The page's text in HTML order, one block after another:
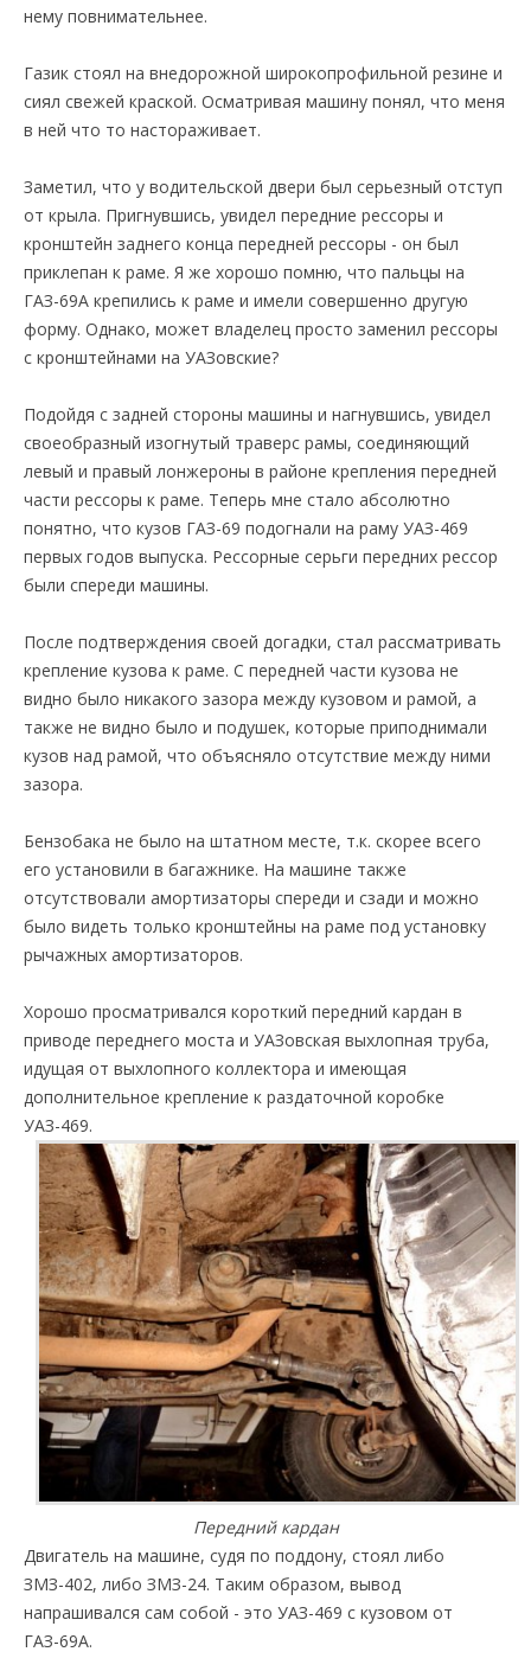
нему повнимательнее.
Газик стоял на внедорожной широкопрофильной резине и
сиял свежей краской. Осматривая машину понял, что меня
в ней что то настораживает.
Заметил, что у водительской двери был серьезный отступ
от крыла. Пригнувшись, увидел передние рессоры и
кронштейн заднего конца передней рессоры - он был
приклепан к раме. Я же хорошо помню, что пальцы на
ГАЗ-69А крепились к раме и имели совершенно другую
форму. Однако, может владелец просто заменил рессоры
с кронштейнами на УАЗовские?
Подойдя с задней стороны машины и нагнувшись, увидел
своеобразный изогнутый траверс рамы, соединяющий
левый и правый лонжероны в районе крепления передней
части рессоры к раме. Теперь мне стало абсолютно
понятно, что кузов ГАЗ-69 подогнали на раму УАЗ-469
первых годов выпуска. Рессорные серьги передних рессор
были спереди машины.
После подтверждения своей догадки, стал рассматривать
крепление кузова к раме. С передней части кузова не
видно было никакого зазора между кузовом и рамой, а
также не видно было и подушек, которые приподнимали
кузов над рамой, что объясняло отсутствие между ними
зазора.
Бензобака не было на штатном месте, т.к. скорее всего
его установили в багажнике. На машине также
отсутствовали амортизаторы спереди и сзади и можно
было видеть только кронштейны на раме под установку
рычажных амортизаторов.
Хорошо просматривался короткий передний кардан в
приводе переднего моста и УАЗовская выхлопная труба,
идущая от выхлопного коллектора и имеющая
дополнительное крепление к раздаточной коробке
УАЗ-469.
Передний кардан
Двигатель на машине, судя по поддону, стоял либо
ЗМЗ-402, либо ЗМЗ-24. Таким образом, вывод
напрашивался сам собой - это УАЗ-469 с кузовом от
ГАЗ-69А.